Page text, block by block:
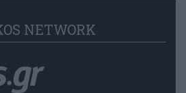
NETWORK